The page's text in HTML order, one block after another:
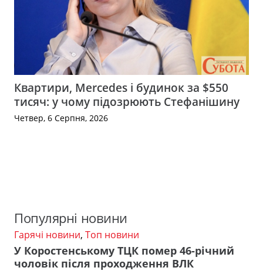
Квартири, Mercedes і будинок за $550
тисяч: у чому підозрюють Стефанішину
Четвер, 6 Серпня, 2026
Популярні новини
Гарячі новини, Топ новини
У Коростенському ТЦК помер 46-річний
чоловік після проходження ВЛК